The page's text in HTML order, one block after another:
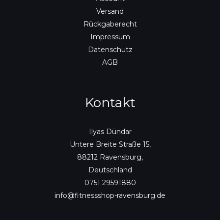
Versand
Rückgaberecht
Impressum
Datenschutz
AGB
Kontakt
Ilyas Dündar
Untere Breite Straße 15,
88212 Ravensburg,
Deutschland
0751 29591880
info@fitnessshop-ravensburg.de